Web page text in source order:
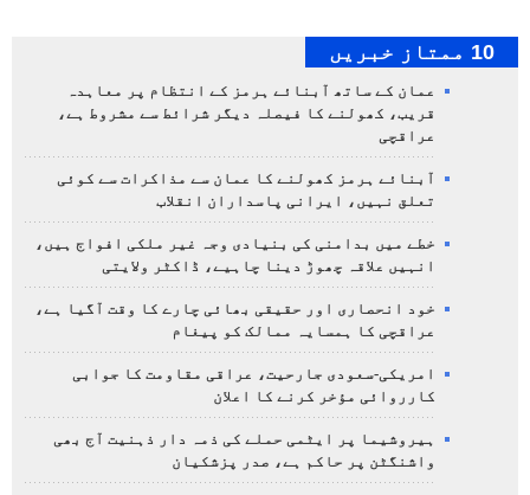
10 ممتاز خبریں
عمان کے ساتھ آبنائے ہرمز کے انتظام پر معاہدہ
قریب، کھولنے کا فیصلہ دیگر شرائط سے مشروط ہے،
عراقچی
آبنائے ہرمز کھولنے کا عمان سے مذاکرات سے کوئی
تعلق نہیں، ایرانی پاسداران انقلاب
خطے میں بدامنی کی بنیادی وجہ غیر ملکی افواج ہیں،
انہیں علاقہ چھوڑ دینا چاہیے، ڈاکٹر ولایتی
خود انحصاری اور حقیقی بھائی چارے کا وقت آگیا ہے،
عراقچی کا ہمسایہ ممالک کو پیغام
امریکی-سعودی جارحیت، عراقی مقاومت کا جوابی
کارروائی مؤخر کرنے کا اعلان
ہیروشیما پر ایٹمی حملے کی ذمہ دار ذہنیت آج بھی
واشنگٹن پر حاکم ہے، صدر پزشکیان